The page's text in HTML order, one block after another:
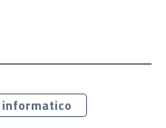
informatico